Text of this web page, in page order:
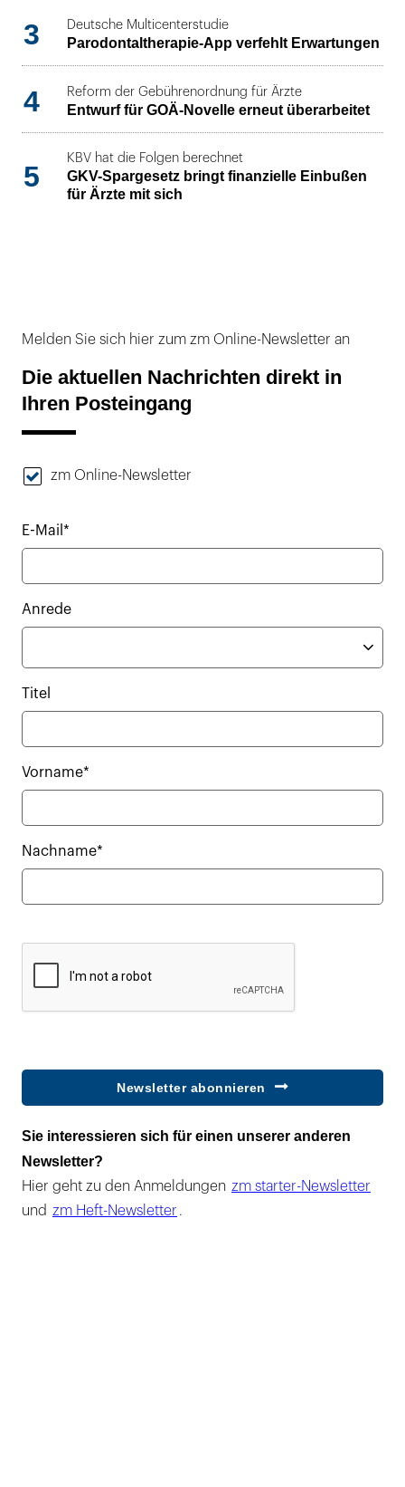
3 Deutsche Multicenterstudie
Parodontaltherapie-App verfehlt Erwartungen
4 Reform der Gebührenordnung für Ärzte
Entwurf für GOÄ-Novelle erneut überarbeitet
5
KBV hat die Folgen berechnet
GKV-Spargesetz bringt finanzielle Einbußen
für Ärzte mit sich
Melden Sie sich hier zum zm Online-Newsletter an
Die aktuellen Nachrichten direkt in
Ihren Posteingang
zm Online-Newsletter
E-Mail*
Anrede
Titel
Vorname*
Nachname*
Newsletter abonnieren
Sie interessieren sich für einen unserer anderen
Newsletter?
Hier geht zu den Anmeldungen zm starter-Newsletter
und zm Heft-Newsletter .